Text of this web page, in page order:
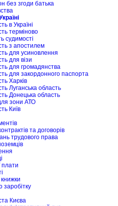
без згоди батька
в Україні
терміново
судимості
з апостилем
для усиновлення
для візи
для громадянства
для закордонного паспорта
Харків
Луганська область
Донецька область
зони АТО
Київ
та договорів
трудового права
плати
заробітку
Києва